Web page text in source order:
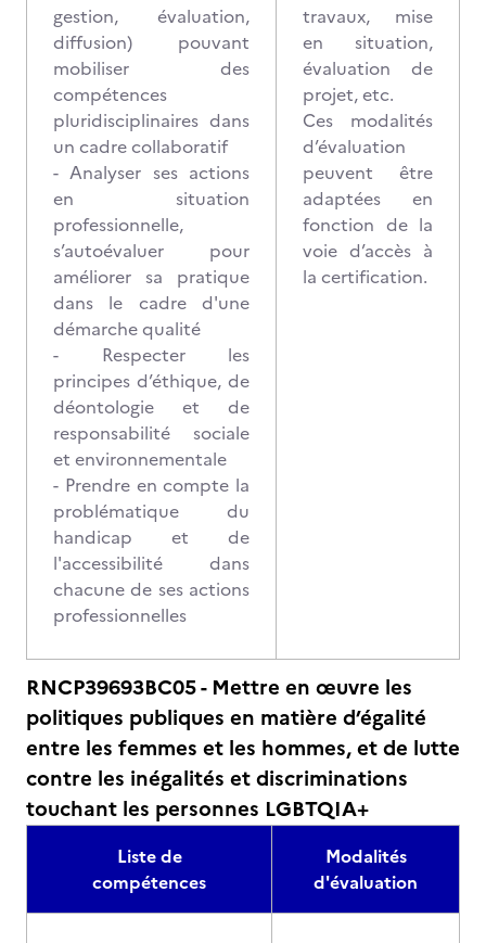
gestion, évaluation,
diffusion) pouvant
mobiliser des
compétences
pluridisciplinaires dans
un cadre collaboratif
- Analyser ses actions
en situation
professionnelle,
s’autoévaluer pour
améliorer sa pratique
dans le cadre d'une
démarche qualité
- Respecter les
principes d’éthique, de
déontologie et de
responsabilité sociale
et environnementale
- Prendre en compte la
problématique du
handicap et de
l'accessibilité dans
chacune de ses actions
professionnelles
travaux, mise
en situation,
évaluation de
projet, etc.
Ces modalités
d’évaluation
peuvent être
adaptées en
fonction de la
voie d’accès à
la certification.
RNCP39693BC05 - Mettre en œuvre les
politiques publiques en matière d’égalité
entre les femmes et les hommes, et de lutte
contre les inégalités et discriminations
touchant les personnes LGBTQIA+
Liste de
compétences
Modalités
d'évaluation